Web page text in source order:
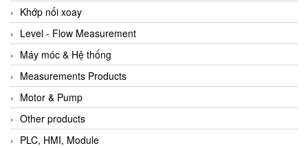
Khớp nối xoay
Level - Flow Measurement
Máy móc & Hệ thống
Measurements Products
Motor & Pump
Other products
PLC, HMI, Module